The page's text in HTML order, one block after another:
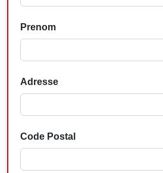
Prenom
Adresse
Code Postal